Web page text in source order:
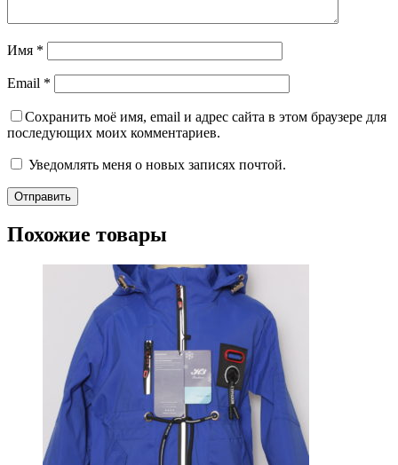
Имя *
Email *
Сохранить моё имя, email и адрес сайта в этом браузере для
последующих моих комментариев.
Уведомлять меня о новых записях почтой.
Похожие товары